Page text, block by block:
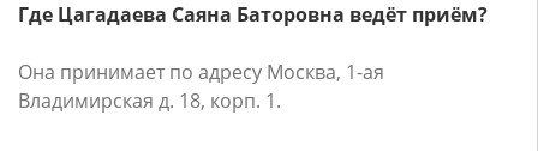
Где Цагадаева Саяна Баторовна ведёт приём?
Она принимает по адресу Москва, 1-ая
Владимирская д. 18, корп. 1.